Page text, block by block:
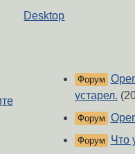
Desktop
Форум
устарел.
Форум
Форум Что